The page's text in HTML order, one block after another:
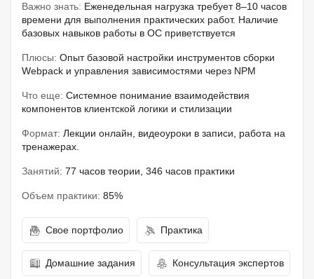
Важно знать: Еженедельная нагрузка требует 8–10 часов
времени для выполнения практических работ. Наличие
базовых навыков работы в ОС приветствуется
Плюсы: Опыт базовой настройки инструментов сборки
Webpack и управления зависимостями через NPM
Что еще: Системное понимание взаимодействия
компонентов клиентской логики и стилизации
Формат: Лекции онлайн, видеоуроки в записи, работа на
тренажерах.
Занятий: 77 часов теории, 346 часов практики
Объем практики: 85%
Свое портфолио Практика
Домашние задания Консультация экспертов